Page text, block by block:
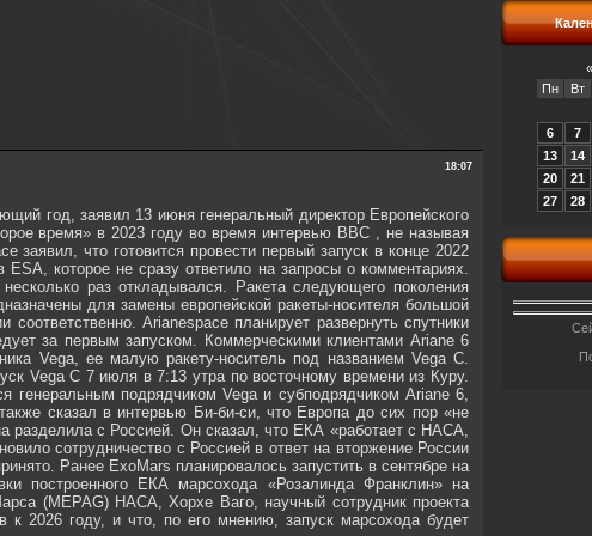
18:07
год, заявил 13 июня генеральный директор Европейского
время» в 2023 году во время интервью BBC , не называя
заявил, что готовится провести первый запуск в конце 2022
которое не сразу ответило на запросы о комментариях.
раз откладывался. Ракета следующего поколения
для замены европейской ракеты-носителя большой
Arianespace планирует развернуть спутники
за первым запуском. Коммерческими клиентами Ariane 6
Vega, ее малую ракету-носитель под названием Vega C.
Vega C 7 июля в 7:13 утра по восточному времени из Куру.
генеральным подрядчиком Vega и субподрядчиком Ariane 6,
сказал в интервью Би-би-си, что Европа до сих пор «не
разделила с Россией. Он сказал, что ЕКА «работает с НАСА,
сотрудничество с Россией в ответ на вторжение России
Ранее ExoMars планировалось запустить в сентябре на
построенного ЕКА марсохода «Розалинда Франклин» на
(MEPAG) НАСА, Хорхе Ваго, научный сотрудник проекта
2026 году, и что, по его мнению, запуск марсохода будет
«
Пн
Вт
6
7
13
14
20
21
27
28